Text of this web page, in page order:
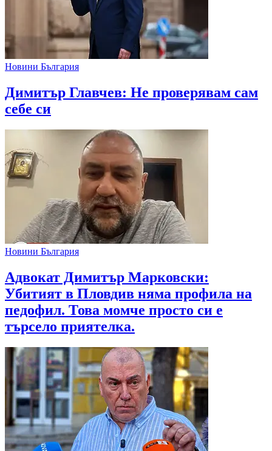
Новини България
Димитър Главчев: Не проверявам сам
себе си
Новини България
Адвокат Димитър Марковски:
Убитият в Пловдив няма профила на
педофил. Това момче просто си е
търсело приятелка.